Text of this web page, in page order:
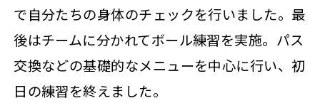
で自分たちの身体のチェックを行いました。最
後はチームに分かれてボール練習を実施。パス
交換などの基礎的なメニューを中心に行い、初
日の練習を終えました。